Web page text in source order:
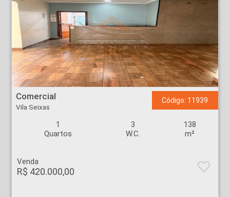
Comercial - Vila Seixas - Ribeirão Preto
Comercial
Vila Seixas
Código: 11939
1
Quartos
3
W.C.
138
m²
Venda
R$ 420.000,00